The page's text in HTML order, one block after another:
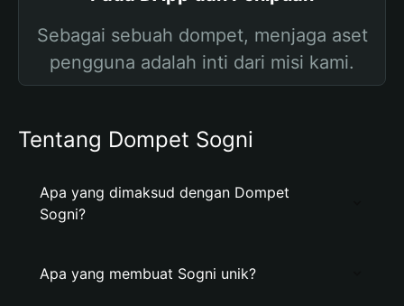
Sebagai sebuah dompet, menjaga aset
pengguna adalah inti dari misi kami.
Tentang Dompet Sogni
Apa yang dimaksud dengan Dompet
Sogni?
Apa yang membuat Sogni unik?